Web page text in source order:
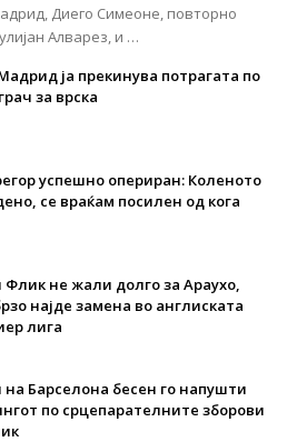
Диего Симеоне, повторно
Алварез, и …
ја прекинува потрагата по
за врска
успешно опериран: Коленото
се враќам посилен од кога
Флик не жали долго за Араухо,
најде замена во англиската
лига
на Барселона бесен го напушти
по срцепарателните зборови